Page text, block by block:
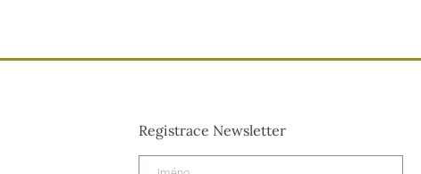
Registrace Newsletter